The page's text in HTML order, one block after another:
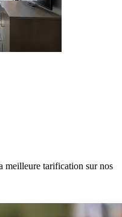
meilleure tarification sur nos